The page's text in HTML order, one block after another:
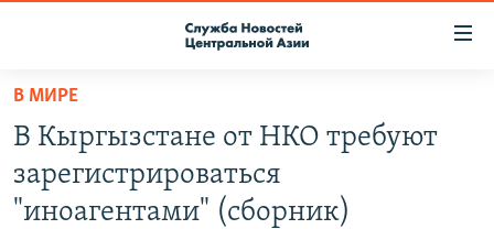
Вернуться
основному
содержанию
Вернутся
ПОДПИСКА
КОНТАКТЫ
В МИРЕ
В Кыргызстане от НКО требуют
зарегистрироваться
"иноагентами" (сборник)